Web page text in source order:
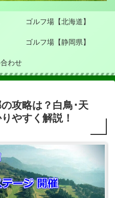
ゴルフ場【北海道】
ゴルフ場【静岡県】
わせ
攻略は？白鳥･天
やすく解説！